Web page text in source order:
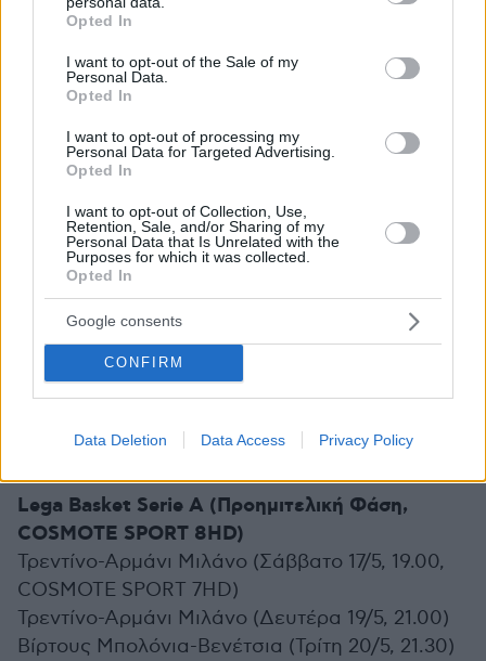
grant or deny consent to Google and its third-party tags to
use your data for below specified purposes in below Google
consent section.
Opted In
I want to opt-out of the Sale of my
Personal Data.
Opted In
I want to opt-out of processing my
Personal Data for Targeted Advertising.
Opted In
I want to opt-out of Collection, Use,
Retention, Sale, and/or Sharing of my
Personal Data that Is Unrelated with the
Purposes for which it was collected.
Opted In
Google consents
CONFIRM
Data Deletion Data Access Privacy Policy
ACB Liga Endesa (32η αγωνιστική)
Γκραν Κανάρια-Μπανταλόνα (Σάββατο 17/5,
21.45, COSMOTE SPORT 7HD)
Μανρέσα-Ρεάλ Μαδρίτης (Κυριακή 18/5, 13.30,
COSMOTE SPORT 4HD)
Μπασκόνια-Μπαρτσελόνα (Κυριακή 18/5, 18.00,
Turkish Basketball Super League (30η
αγωνιστική)
Φενέρμπαχτσε-Γαλατάσαραϊ (Σάββατο 17/5,
18.00, COSMOTE SPORT 4HD)
29η αγωνιστική (εξ αναβολής)
19.00, COSMOTE SPORT 8HD)
Lega Basket Serie A (Προημιτελική Φάση,
COSMOTE SPORT 8HD)
Τρεντίνο-Αρμάνι Μιλάνο (Σάββατο 17/5, 19.00,
COSMOTE SPORT 7HD)
Τρεντίνο-Αρμάνι Μιλάνο (Δευτέρα 19/5, 21.00)
Βίρτους Μπολόνια-Βενέτσια (Τρίτη 20/5, 21.30)